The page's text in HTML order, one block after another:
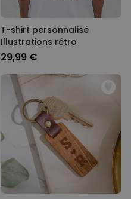
T-shirt personnalisé
Illustrations rétro
29,99 €